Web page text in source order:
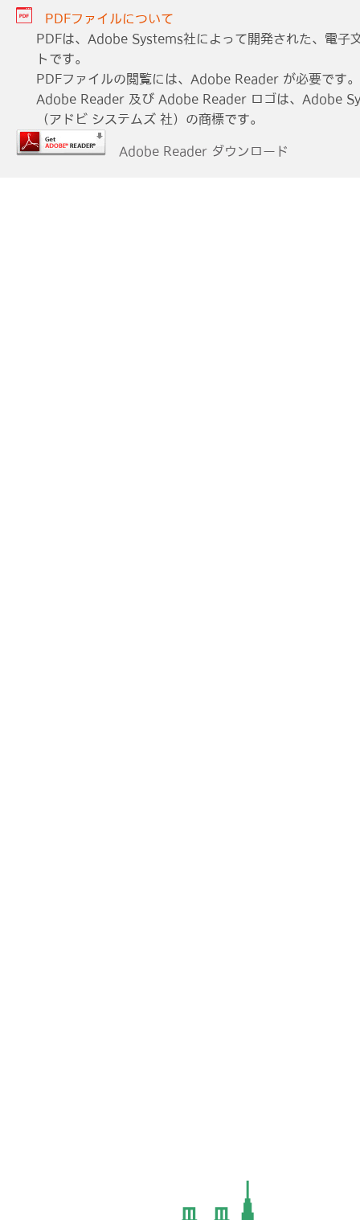
PDFファイルについて
PDFは、Adobe Systems社によって開発された、電子
トです。
PDFファイルの閲覧には、Adobe Reader が必要です。
Adobe Reader 及び Adobe Reader ロゴは、Adobe
（アドビ システムズ 社）の商標です。
Adobe Reader ダウンロード